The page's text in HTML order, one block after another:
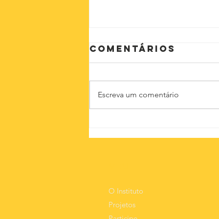
Comentários
Escreva um comentário
O Instituto
Projetos